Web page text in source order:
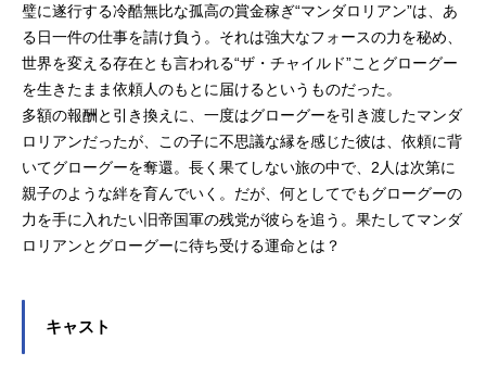
璧に遂行する冷酷無比な孤高の賞金稼ぎ“マンダロリアン”は、あ
る日一件の仕事を請け負う。それは強大なフォースの力を秘め、
世界を変える存在とも言われる“ザ・チャイルド”ことグローグー
を生きたまま依頼人のもとに届けるというものだった。
多額の報酬と引き換えに、一度はグローグーを引き渡したマンダ
ロリアンだったが、この子に不思議な縁を感じた彼は、依頼に背
いてグローグーを奪還。長く果てしない旅の中で、2人は次第に
親子のような絆を育んでいく。だが、何としてでもグローグーの
力を手に入れたい旧帝国軍の残党が彼らを追う。果たしてマンダ
ロリアンとグローグーに待ち受ける運命とは？
キャスト